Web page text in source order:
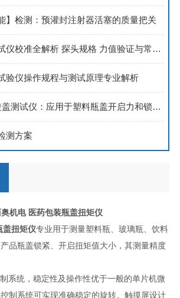
】检测：预灌封注射器活塞的质量把关
奶嘴抗穿刺测试仪校准全解析 探头规格 力值验证与常见问题排查
验仪操作规程与测试原理专业解析
MCT-01自动旋盖测试仪：应用于塑料瓶盖开启力和锁紧力扭矩检测
测方案
机电 医药包装瓶盖扭矩仪
盖扭矩仪专业用于测量塑料瓶、玻璃瓶、饮料
品瓶盖锁紧、开启扭矩值大小，其测量精度
系统，稳定性及操作性优于一般的单片机微
制系统可实现准确稳定的旋转。触摸屏设计